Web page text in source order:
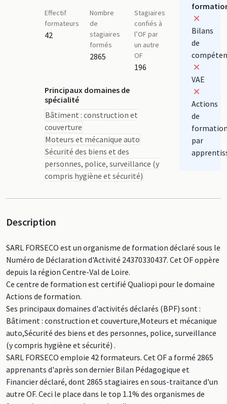
Effectif
formateurs
42
Nombre
de
stagiaires
formés
2865
Stagiaires
confiés à
l’OF par
un autre
OF
196
Principaux domaines de
spécialité
Bâtiment : construction et
couverture
Moteurs et mécanique auto
Sécurité des biens et des
personnes, police, surveillance (y
compris hygiène et sécurité)
Bilans
de
VAE
Actions
de
par
Description
SARL FORSECO est un organisme de formation déclaré sous le
Numéro de Déclaration d'Activité 24370330437. Cet OF oppère
depuis la région Centre-Val de Loire.
Ce centre de formation est certifié Qualiopi pour le domaine
Actions de formation.
Ses principaux domaines d'activités déclarés (BPF) sont :
Bâtiment : construction et couverture,Moteurs et mécanique
auto,Sécurité des biens et des personnes, police, surveillance
(y compris hygiène et sécurité) .
SARL FORSECO emploie 42 formateurs. Cet OF a formé 2865
apprenants d'après son dernier Bilan Pédagogique et
Financier déclaré, dont 2865 stagiaires en sous-traitance d'un
autre OF. Ceci le place dans le top 1.1% des organismes de